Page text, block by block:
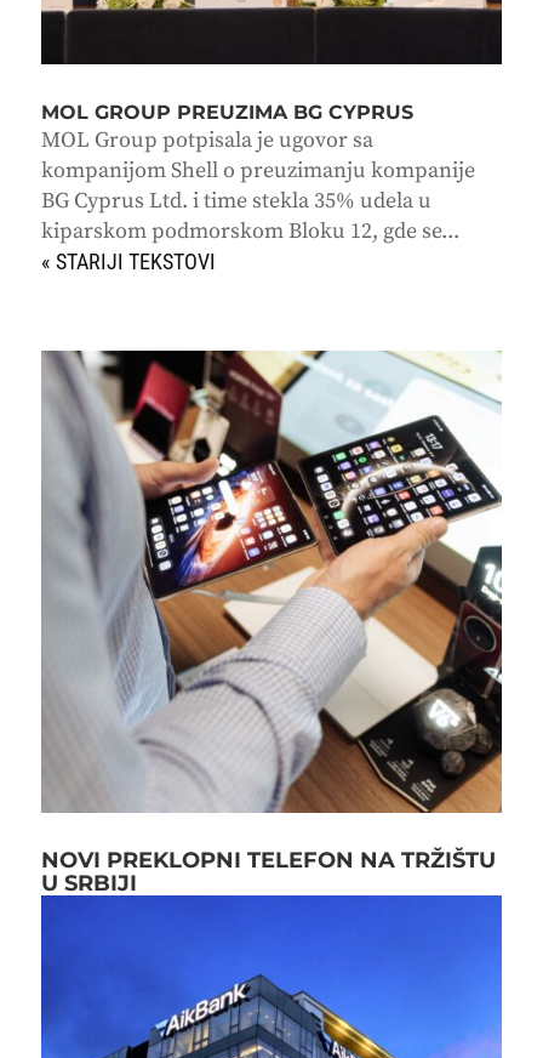
MOL GROUP PREUZIMA BG CYPRUS
MOL Group potpisala je ugovor sa
kompanijom Shell o preuzimanju kompanije
BG Cyprus Ltd. i time stekla 35% udela u
kiparskom podmorskom Bloku 12, gde se...
« STARIJI UNOSI
NOVI PREKLOPNI TELEFON NA TRŽIŠTU
U SRBIJI